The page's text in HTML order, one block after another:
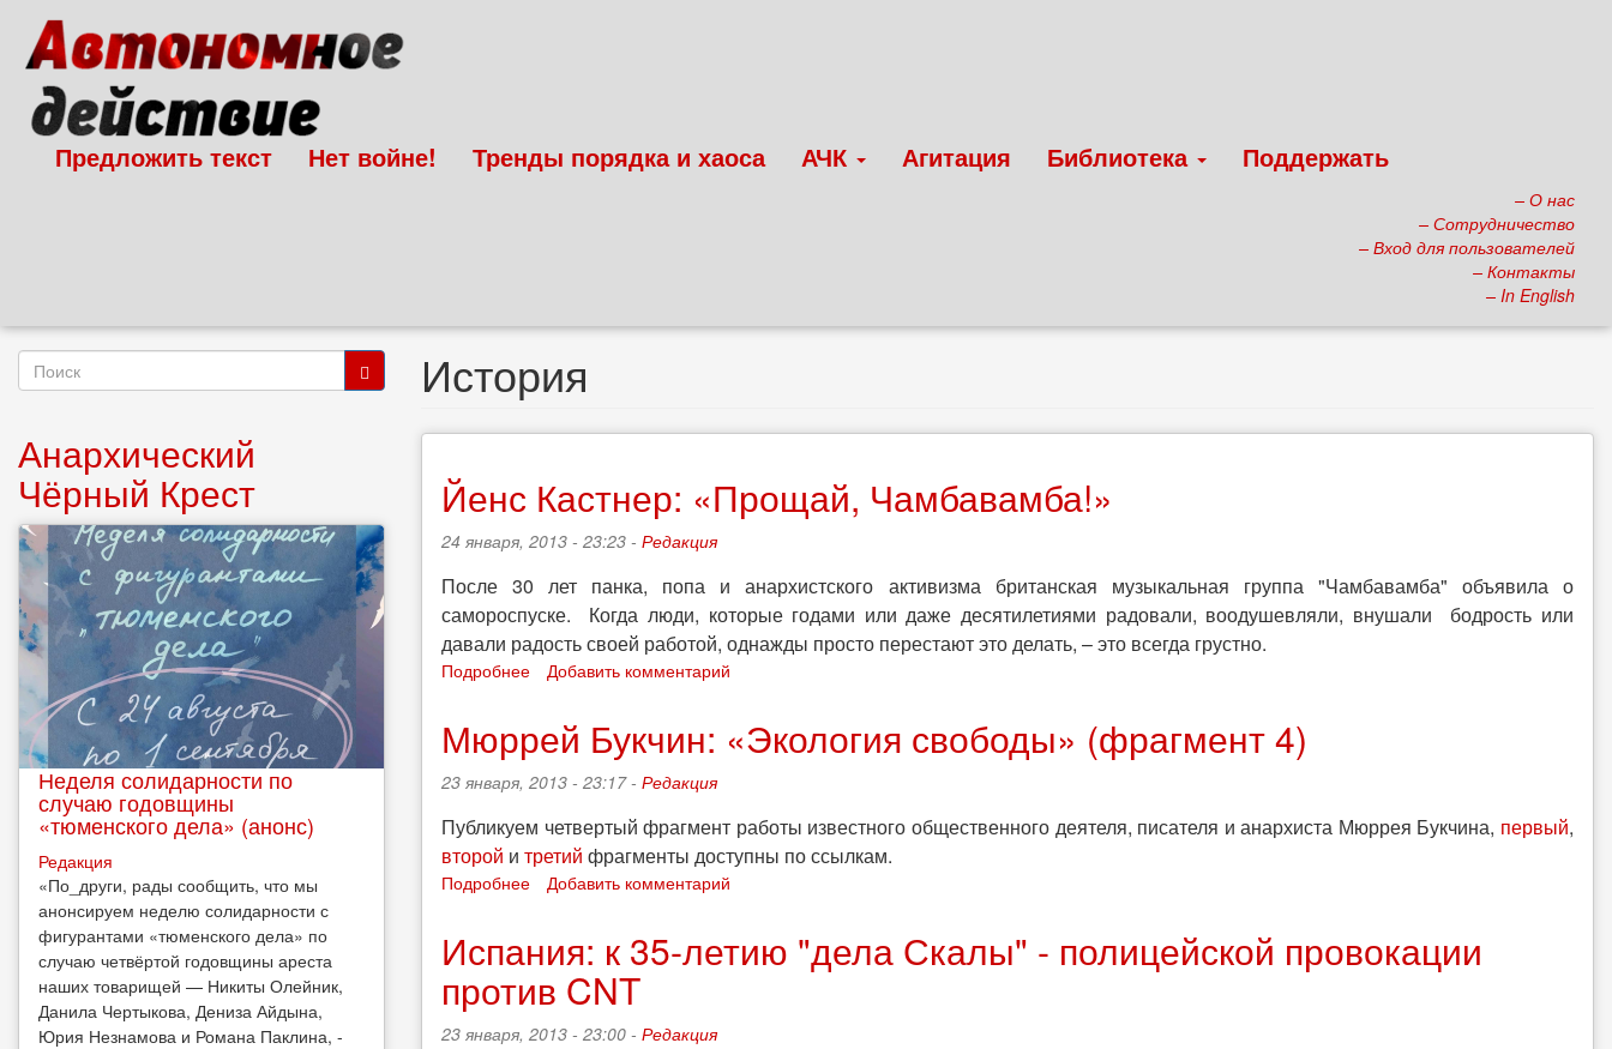
основному
содержанию
Предложить текст Нет войне! Тренды порядка и хаоса АЧК Агитация Библиотека Поддержать
– О нас
– Сотрудничество
– Вход для пользователей
– Контакты
– In English
История
Йенс Кастнер: «Прощай, Чамбавамба!»
24 января, 2013 - 23:23 - Редакция
После 30 лет панка, попа и анархистского активизма британская музыкальная группа "Чамбавамба" объявила о
самороспуске. Когда люди, которые годами или даже десятилетиями радовали, воодушевляли, внушали бодрость или
давали радость своей работой, однажды просто перестают это делать, – это всегда грустно.
Подробнее
«Прощай,
Чамбавамба!»
Добавить комментарий
Мюррей Букчин: «Экология свободы» (фрагмент 4)
23 января, 2013 - 23:17 - Редакция
Публикуем четвертый фрагмент работы известного общественного деятеля, писателя и анархиста Мюррея Букчина, первый,
второй и третий фрагменты доступны по ссылкам.
Подробнее
«Экология
свободы»
(фрагмент
4)
Добавить комментарий
Испания: к 35-летию "дела Скалы" - полицейской провокации
против CNT
23 января, 2013 - 23:00 - Редакция
Форма
Анархический
Чёрный Крест
Неделя солидарности по
случаю годовщины
«тюменского дела» (анонс)
Редакция
​«По_други, рады сообщить, что мы
анонсируем неделю солидарности с
фигурантами «тюменского дела» по
случаю четвёртой годовщины ареста
наших товарищей — Никиты Олейник,
Данила Чертыкова, Дениза Айдына,
Юрия Незнамова и Романа Паклина, -